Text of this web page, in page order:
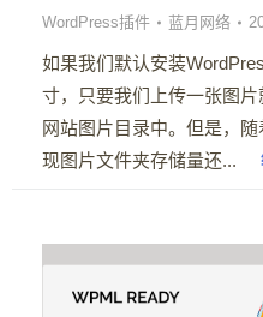
WordPress插件 蓝月网络
如果我们默认安装
寸，只要我们上传一张图
网站图片目录中。但是，
现图片文件夹存储量还...